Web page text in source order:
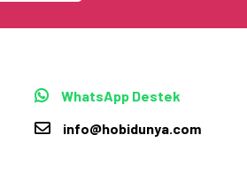
WhatsApp Destek
info@hobidunya.com